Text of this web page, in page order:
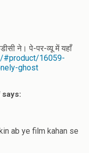
ने। पे-पर-व्यू में यहाँ
#product/16059-
ghost
says:
ab ye film kahan se